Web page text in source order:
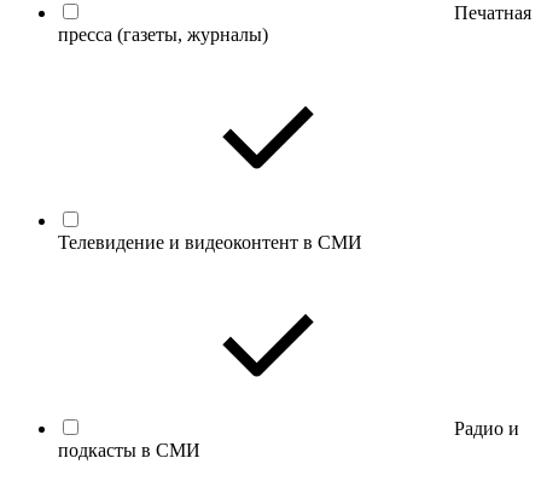
Печатная
пресса (газеты, журналы)
Телевидение и видеоконтент в СМИ
Радио и
подкасты в СМИ